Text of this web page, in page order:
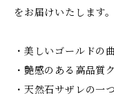
をお届けいたします。
・美しいゴールドの
・艶感のある高品質
・天然石サザレの一